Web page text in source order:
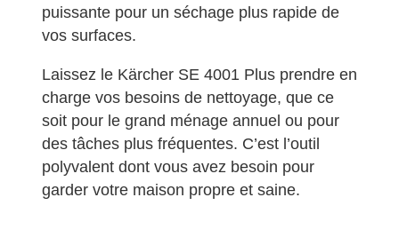
puissante pour un séchage plus rapide de
vos surfaces.
Laissez le Kärcher SE 4001 Plus prendre en
charge vos besoins de nettoyage, que ce
soit pour le grand ménage annuel ou pour
des tâches plus fréquentes. C’est l’outil
polyvalent dont vous avez besoin pour
garder votre maison propre et saine.